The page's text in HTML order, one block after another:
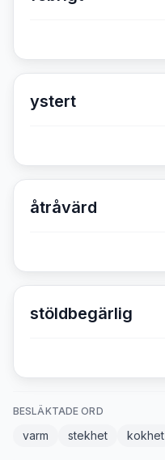
ystert
åtråvärd
stöldbegärlig
BESLÄKTADE ORD
varm stekhet kokhet